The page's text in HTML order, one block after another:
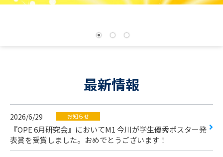
最新情報
2026/6/29 お知らせ
『OPE 6月研究会』においてM1 今川が学生優秀ポスター発
表賞を受賞しました。おめでとうございます！